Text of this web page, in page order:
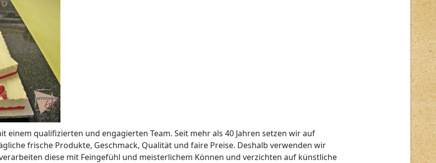
einem qualifizierten und engagierten Team. Seit mehr als 40 Jahren setzen wir auf
frische Produkte, Geschmack, Qualität und faire Preise. Deshalb verwenden wir
diese mit Feingefühl und meisterlichem Können und verzichten auf künstliche